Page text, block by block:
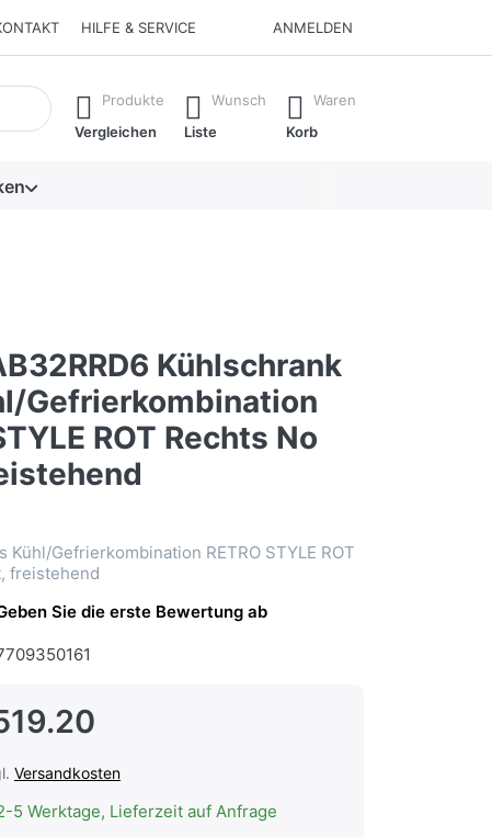
HILFE & SERVICE ANMELDEN
erste Ergebnisse. Drücken Sie die Eingabetaste, um alle
Produkte
Vergleichen
Wunsch
Liste
Waren
Korb
Kühlschrank
Gefrierkombination
ROT Rechts No
Kühl/Gefrierkombination RETRO STYLE ROT
freistehend
Sie die erste Bewertung ab
Versandkosten
5 Werktage, Lieferzeit auf Anfrage